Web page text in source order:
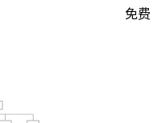
免费